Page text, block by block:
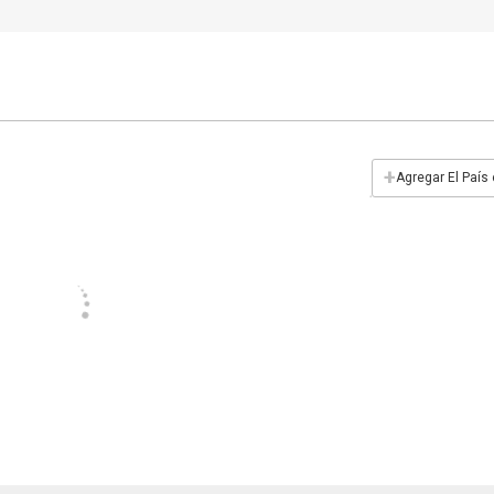
+Agregar El País